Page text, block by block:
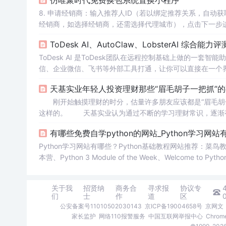
8. 申请经销商：输入推荐人ID（若以绑定推荐关系，自动获取推荐人ID）、姓名、电话，选择经销商等级（团长、线上店主、专卖店主、
经销商，如选择经销商，还需选择代理城市），点击下一
ToDesk AI、AutoClaw、LobsterAI 综合能力评
ToDesk AI 是ToDesk团队在远程控制基础上做的一套智能
信、企业微信、飞书等外部工具打通，让你可以直接在一
有一个能真正“动手干活”的 AI 助手、又不想折腾复杂配置的
天基实业年轻人投资理财那些“眉毛胡子一把抓”
刚开始触摸理财的时分，估量许多朋友应该都是“眉毛胡
这样的。 天基实业认为通过不断的学习理财常识，逐渐有了自己的理财系统，今日共享给我们，帮我们理清思路。如今许多年轻人的
你干过几件? 记账分多个账本 记账，是理财第一步，尤其是年轻人愈加发起记账。记账能够便于你对每月的花销愈加清楚，并总
结出哪些钱
有哪些免费自学python的网站_Python学习网站
Python学习网站有哪些？Python基础教程网站推荐：菜鸟
本营、Python 3 Module of the Week、Welcome to
关于我
们
招贤纳
士
商务合
作
寻求报
道
协议专
区
公安备案号11010502030143 京ICP备19004658号 京网文
家长监护 网络110报警服务 中国互联网举报中心